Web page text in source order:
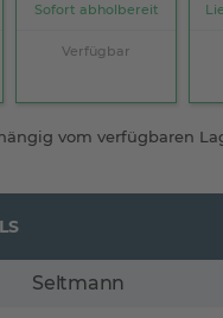
Sofort abholbereit
Verfügbar
vom verfügbaren
Seltmann